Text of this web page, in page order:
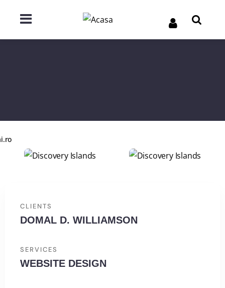
CLIENTS
DOMAL D. WILLIAMSON
SERVICES
WEBSITE DESIGN